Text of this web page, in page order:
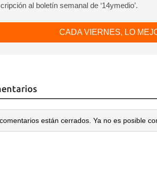
al boletín semanal de ‘14ymedio’.
CADA VIERNES, LO
están cerrados. Ya no es posible